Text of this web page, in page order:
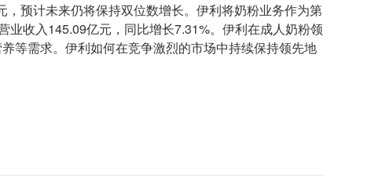
预计未来仍将保持双位数增长。伊利将奶粉业务作为第
收入145.09亿元，同比增长7.31%。伊利在成人奶粉领
等需求。伊利如何在竞争激烈的市场中持续保持领先地